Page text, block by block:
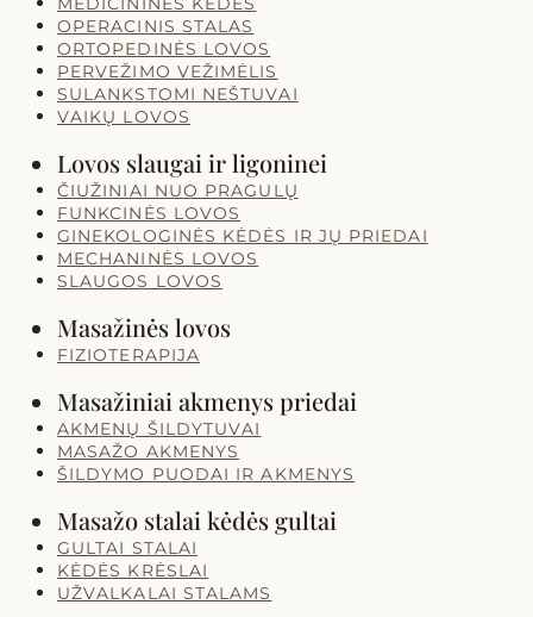
OPERACINIS STALAS
ORTOPEDINĖS LOVOS
PERVEŽIMO VEŽIMĖLIS
SULANKSTOMI NEŠTUVAI
VAIKŲ LOVOS
Lovos slaugai ir ligoninei
ČIUŽINIAI NUO PRAGULŲ
FUNKCINĖS LOVOS
GINEKOLOGINĖS KĖDĖS IR JŲ PRIEDAI
MECHANINĖS LOVOS
SLAUGOS LOVOS
Masažinės lovos
FIZIOTERAPIJA
Masažiniai akmenys priedai
AKMENŲ ŠILDYTUVAI
MASAŽO AKMENYS
ŠILDYMO PUODAI IR AKMENYS
Masažo stalai kėdės gultai
GULTAI STALAI
KĖDĖS KRĖSLAI
UŽVALKALAI STALAMS